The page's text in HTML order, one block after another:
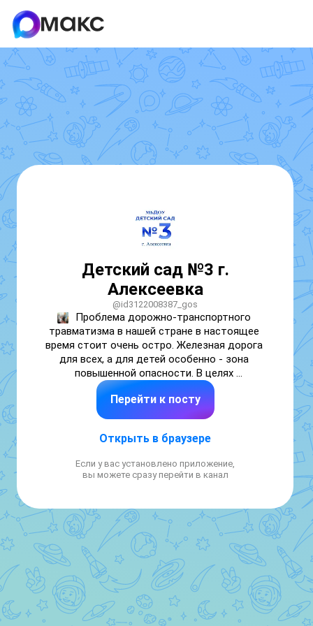
Детский сад №3 г.
Алексеевка
@id3122008387_gos
Проблема дорожно-транспортного
травматизма в нашей стране в настоящее
время стоит очень остро. Железная дорога
для всех, а для детей особенно - зона
повышенной опасности. В целях
безопасности в старших  группах была
проведена беседа на тему: " Уступи дорогу
поездам", а так же игра: "Обойди трамвай
дорога не место для игр, а зона
детей без присмотра на вокзалах, станциях,
пассажирских платформах, вблизи
железнодорожных путей. Держите их за
руку или на руках. Игры и невнимательность
на объекте повышенной опасности – одна
из главных причин травмирования детей.
Перейти к посту
Открыть в браузере
Если у вас установлено приложение,
вы можете сразу перейти в канал